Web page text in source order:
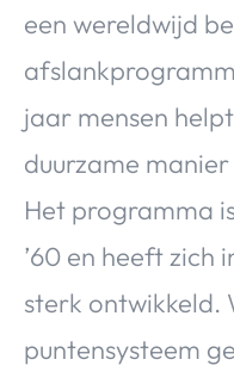
een wereldwijd
jaar mensen
duurzame
Het programma
’60 en heeft zich
sterk ontwikkeld.
puntensysteem